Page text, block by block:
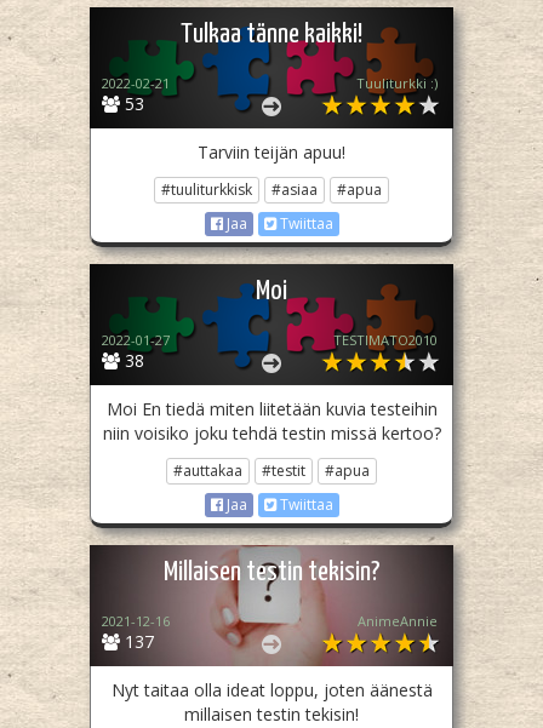
Tulkaa tänne kaikki!
53
2022-02-21 Tuuliturkki :)
Tarviin teijän apuu!
#tuuliturkkisk #asiaa
#apua
Jaa
Twiittaa
Moi
38
2022-01-27 TESTIMATO2010
Moi En tiedä miten liitetään kuvia testeihin
niin voisiko joku tehdä testin missä kertoo?
#auttakaa #testit
#apua
Jaa
Twiittaa
Millaisen testin tekisin?
137
2021-12-16 AnimeAnnie
Nyt taitaa olla ideat loppu, joten äänestä
millaisen testin tekisin!